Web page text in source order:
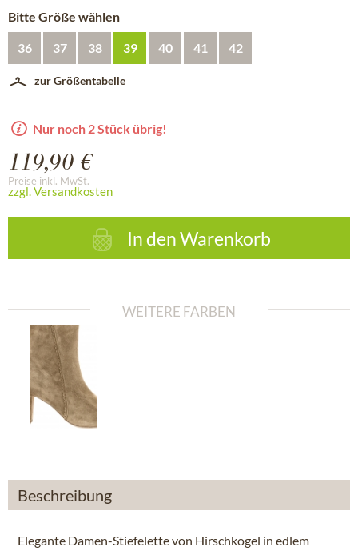
Bitte Größe wählen
36 37 38 39 40 41 42
zur Größentabelle
Nur noch 2 Stück übrig!
119,90 €
Preise inkl. MwSt.
zzgl. Versandkosten
In denWarenkorb
WEITERE FARBEN
Beschreibung
Elegante Damen-Stiefelette von Hirschkogel in edlem